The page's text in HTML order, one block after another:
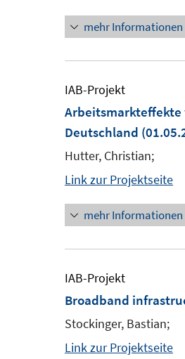
mehr Informationen
IAB-Projekt
Deutschland
Hutter, Christian;
Link zur Projektseite
mehr Informationen
IAB-Projekt
Broadband
Stockinger, Bastian;
Link zur Projektseite